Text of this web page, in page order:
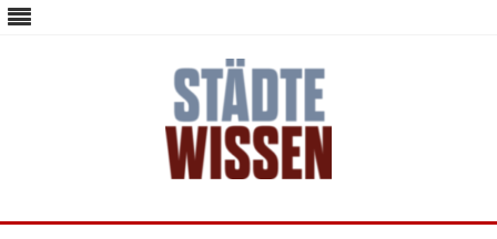
Deutschlands Metropolen
Skip